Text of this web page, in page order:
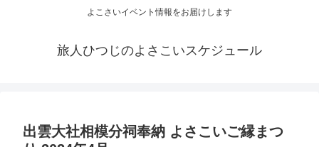
よこさいイベント情報をお届けします
旅人ひつじのよさこいスケジュール
出雲大社相模分祠奉納 よさこいご縁まつ